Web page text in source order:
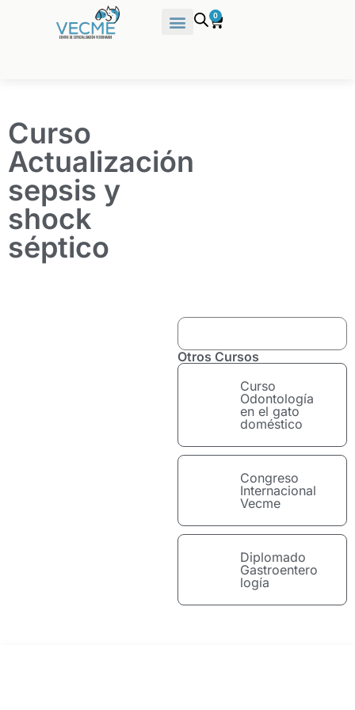
0
Curso
Actualización
sepsis y
shock
séptico
Otros Cursos
Curso
Odontología
en el gato
doméstico
Congreso
Internacional
Vecme
Diplomado
Gastroentero
logía